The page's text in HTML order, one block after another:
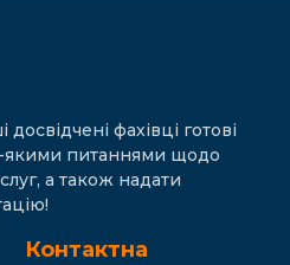
фахівці готові
якими питаннями щодо
а також надати
Контактна